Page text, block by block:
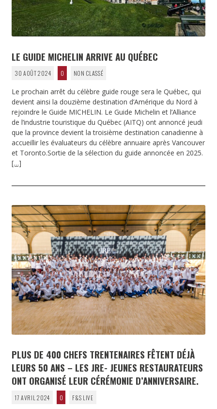
LE GUIDE MICHELIN ARRIVE AU QUÉBEC
30 AOÛT 2024 0 NON CLASSÉ
Le prochain arrêt du célèbre guide rouge sera le Québec, qui
devient ainsi la douzième destination d’Amérique du Nord à
rejoindre le Guide MICHELIN. Le Guide Michelin et l’Alliance
de l’industrie touristique du Québec (AITQ) ont annoncé jeudi
que la province devient la troisième destination canadienne à
accueillir les évaluateurs du célèbre annuaire après Vancouver
et Toronto.Sortie de la sélection du guide annoncée en 2025.
[…]
PLUS DE 400 CHEFS TRENTENAIRES FÊTENT DÉJÀ
LEURS 50 ANS – LES JRE- JEUNES RESTAURATEURS
ONT ORGANISÉ LEUR CÉRÉMONIE D’ANNIVERSAIRE.
17 AVRIL 2024 0 F&S LIVE